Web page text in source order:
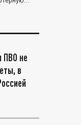
ПВО не
в